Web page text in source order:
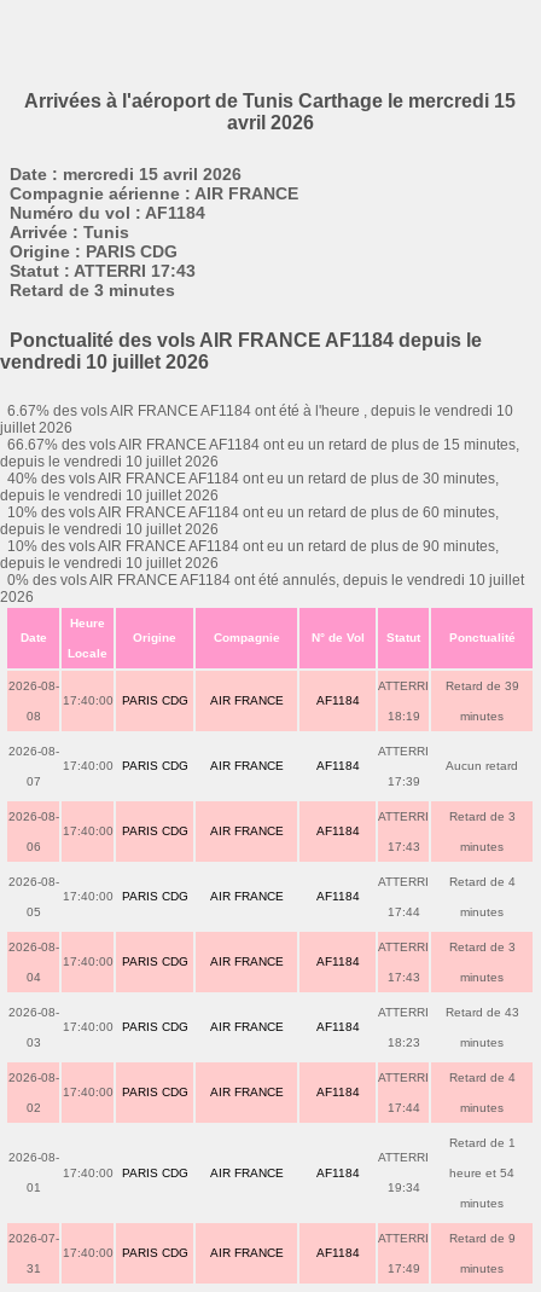
Arrivées à l'aéroport de Tunis Carthage le mercredi 15
avril 2026
Date : mercredi 15 avril 2026
Compagnie aérienne : AIR FRANCE
Numéro du vol : AF1184
Arrivée : Tunis
Origine : PARIS CDG
Statut : ATTERRI 17:43
Retard de 3 minutes
Ponctualité des vols AIR FRANCE AF1184 depuis le
vendredi 10 juillet 2026
6.67% des vols AIR FRANCE AF1184 ont été à l'heure , depuis le vendredi 10
juillet 2026
66.67% des vols AIR FRANCE AF1184 ont eu un retard de plus de 15 minutes,
depuis le vendredi 10 juillet 2026
40% des vols AIR FRANCE AF1184 ont eu un retard de plus de 30 minutes,
depuis le vendredi 10 juillet 2026
10% des vols AIR FRANCE AF1184 ont eu un retard de plus de 60 minutes,
depuis le vendredi 10 juillet 2026
10% des vols AIR FRANCE AF1184 ont eu un retard de plus de 90 minutes,
depuis le vendredi 10 juillet 2026
0% des vols AIR FRANCE AF1184 ont été annulés, depuis le vendredi 10 juillet
2026
Date
Heure
Locale
Origine Compagnie N° de Vol Statut Ponctualité
2026-08-
08
17:40:00 PARIS CDG AIR FRANCE AF1184
ATTERRI
18:19
Retard de 39
minutes
2026-08-
07
17:40:00 PARIS CDG AIR FRANCE AF1184
ATTERRI
17:39
Aucun retard
2026-08-
06
17:40:00 PARIS CDG AIR FRANCE AF1184
ATTERRI
17:43
Retard de 3
minutes
2026-08-
05
17:40:00 PARIS CDG AIR FRANCE AF1184
ATTERRI
17:44
Retard de 4
minutes
2026-08-
04
17:40:00 PARIS CDG AIR FRANCE AF1184
ATTERRI
17:43
Retard de 3
minutes
2026-08-
03
17:40:00 PARIS CDG AIR FRANCE AF1184
ATTERRI
18:23
Retard de 43
minutes
2026-08-
02
17:40:00 PARIS CDG AIR FRANCE AF1184
ATTERRI
17:44
Retard de 4
minutes
2026-08-
01
17:40:00 PARIS CDG AIR FRANCE AF1184
ATTERRI
19:34
Retard de 1
heure et 54
minutes
2026-07-
31
17:40:00 PARIS CDG AIR FRANCE AF1184
ATTERRI
17:49
Retard de 9
minutes